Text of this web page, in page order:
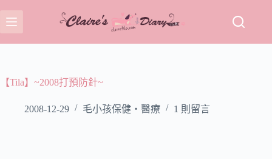
至
主
容【Tila】~2008打預防針~
2008-12-29 毛小孩保健‧醫療 1 則留言